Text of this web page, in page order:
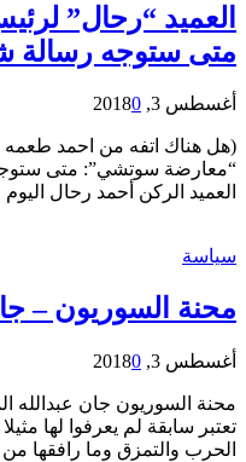
العميد “رحال”
متى ستوجه رسالة
أغسطس 3, 2018 0
(هل هناك اتفه من احمد طعمه )
“معارضة سوتشي”: متى ستوجه
العميد الركن أحمد رحال
سياسة
محنة السوريون –
أغسطس 3, 2018 0
محنة السوريون جان عبدالله
تعتبر سابقة لم يعرفوا لها
الحرب والتمزق وما رافقها